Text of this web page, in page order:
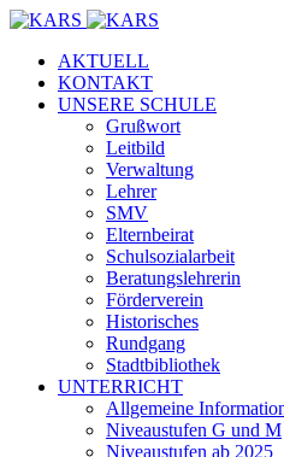
AKTUELL
KONTAKT
UNSERE SCHULE
Grußwort
Leitbild
Verwaltung
Lehrer
SMV
Elternbeirat
Schulsozialarbeit
Beratungslehrerin
Förderverein
Historisches
Rundgang
Stadtbibliothek
UNTERRICHT
Allgemeine
Niveaustufen G und M
Niveaustufen ab 2025